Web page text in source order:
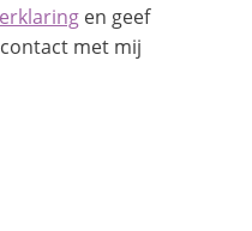
en geef
met mij